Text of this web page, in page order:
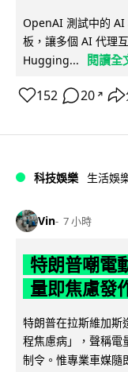
OpenAI 測試中的 AI
板，讓多個 AI 代理
Hugging...
閱讀全
152 20 ↗
科技娛樂 生活娛
Vin 7 小時
特朗普嘲電
量即焦慮發
特朗普在拉斯維加斯
程焦慮病」，聲稱電
制令。惟專業車媒隨